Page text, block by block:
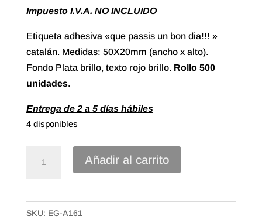
Impuesto I.V.A. NO INCLUIDO
Etiqueta adhesiva «que passis un bon dia!!! »
catalán. Medidas: 50X20mm (ancho x alto).
Fondo Plata brillo, texto rojo brillo. Rollo 500
unidades.
Entrega de 2 a 5 días hábiles
4 disponibles
passis
un
Añadir al carrito
SKU: EG-A161